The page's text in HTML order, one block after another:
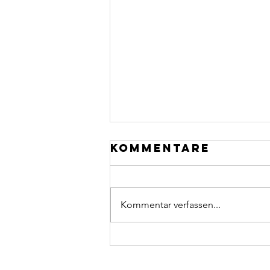
7 Gründe für
Kommentare
Kommentar verfassen...